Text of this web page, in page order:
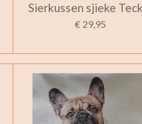
Sierkussen sjieke
€ 29,95